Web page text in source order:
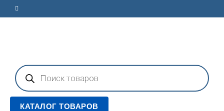
Поиск
товаров
КАТАЛОГ ТОВАРОВ